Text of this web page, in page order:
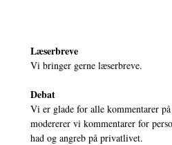
Læserbreve
Vi bringer gerne læserbreve.
Debat
Vi er glade for alle kommentarer
modererer vi kommentarer for
had og angreb på privatlivet.